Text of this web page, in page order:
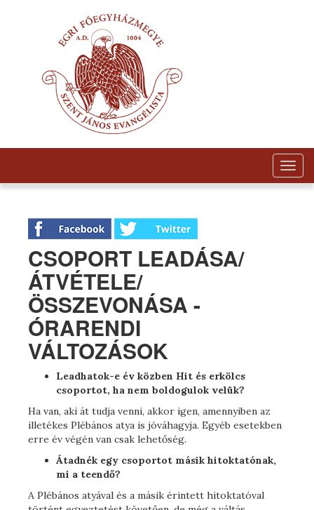
CSOPORT LEADÁSA/
ÁTVÉTELE/
ÖSSZEVONÁSA -
ÓRARENDI
VÁLTOZÁSOK
Leadhatok-e év közben Hit és erkölcs
csoportot, ha nem boldogulok velük?
Ha van, aki át tudja venni, akkor igen, amennyiben az
illetékes Plébános atya is jóváhagyja. Egyéb esetekben
erre év végén van csak lehetőség.
Átadnék egy csoportot másik hitoktatónak,
mi a teendő?
A Plébános atyával és a másik érintett hitoktatóval